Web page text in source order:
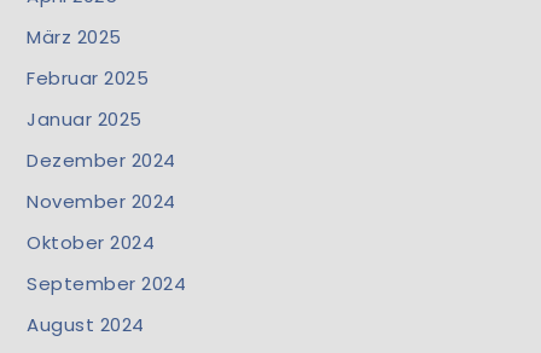
März 2025
Februar 2025
Januar 2025
Dezember 2024
November 2024
Oktober 2024
September 2024
August 2024